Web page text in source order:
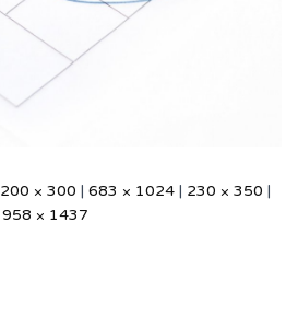
200 × 300 | 683 × 1024 | 230 × 350 |
958 × 1437